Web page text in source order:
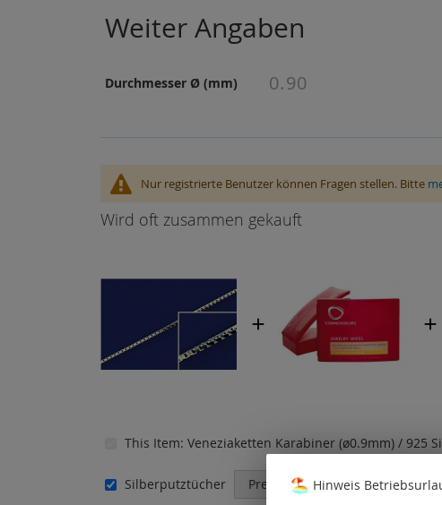
der
Bildgalerie
Weiter Angaben
Weiter
Durchmesser Ø (mm) 0.90
Nur registrierte Benutzer können Fragen stellen. Bitte
Wird oft zusammen gekauft
This Item: Veneziaketten Karabiner (ø0.9mm) / 925
Silberputztücher Preise nur für registrierte
Hinweis